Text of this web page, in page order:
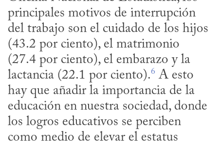
principales motivos de interrupción
del trabajo son el cuidado de los hijos
(43.2 por ciento), el matrimonio
(27.4 por ciento), el embarazo y la
lactancia (22.1 por ciento).6 A esto
hay que añadir la importancia de la
educación en nuestra sociedad, donde
los logros educativos se perciben
como medio de elevar el estatus